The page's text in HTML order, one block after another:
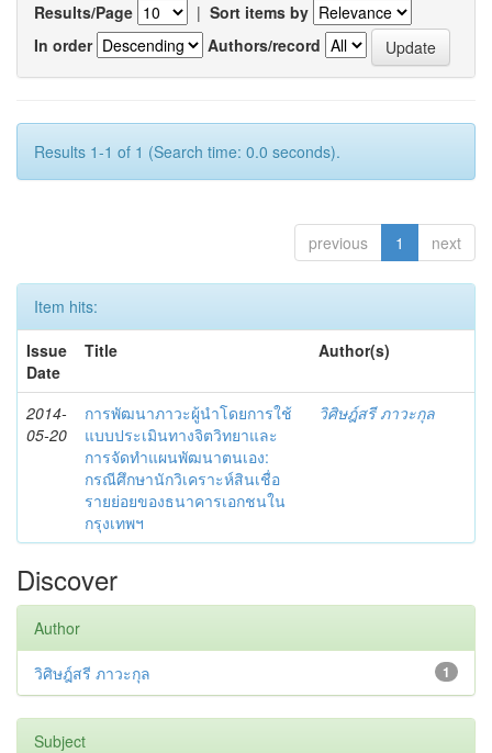
Results/Page | Sort items by
In order
Authors/record
Results 1-1 of 1 (Search time: 0.0 seconds).
previous 1 next
Item hits:
Issue
Date
Title Author(s)
2014-
05-20
การพัฒนาภาวะผู้นำโดยการใช้
แบบประเมินทางจิตวิทยาและ
การจัดทำแผนพัฒนาตนเอง:
กรณีศึกษานักวิเคราะห์สินเชื่อ
รายย่อยของธนาคารเอกชนใน
กรุงเทพฯ
วิศิษฎ์สรี ภาวะกุล
Discover
Author
1
วิศิษฎ์สรี ภาวะกุล
Subject